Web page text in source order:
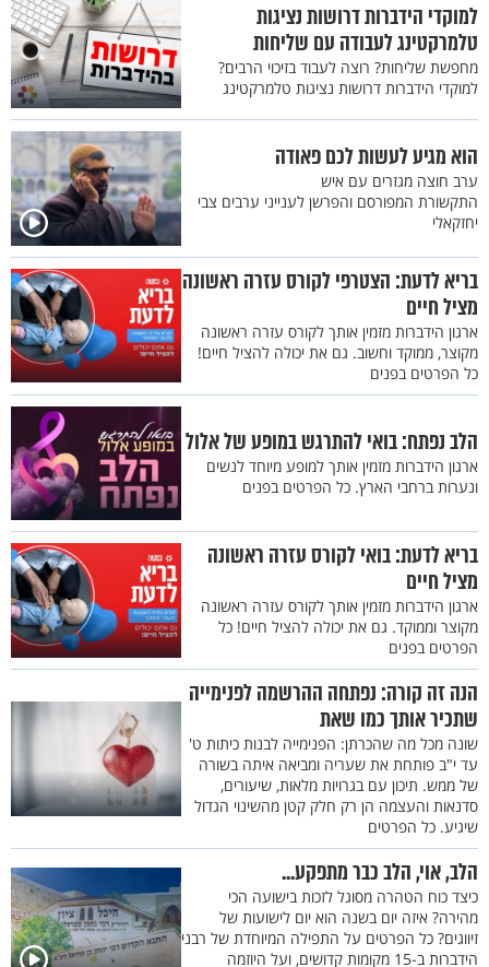
למוקדי הידברות דרושות נציגות
טלמרקטינג לעבודה עם שליחות
מחפשת שליחות? רוצה לעבוד בזיכוי הרבים?
למוקדי הידברות דרושות נציגות טלמרקטינג
הוא מגיע לעשות לכם פאודה
ערב חוצה מגזרים עם איש
התקשורת המפורסם והפרשן לענייני ערבים צבי
יחזקאלי
בריא לדעת: הצטרפי לקורס עזרה ראשונה
מציל חיים
ארגון הידברות מזמין אותך לקורס עזרה ראשונה
מקוצר, ממוקד וחשוב. גם את יכולה להציל חיים!
כל הפרטים בפנים
הלב נפתח: בואי להתרגש במופע של אלול
ארגון הידברות מזמין אותך למופע מיוחד לנשים
ונערות ברחבי הארץ. כל הפרטים בפנים
בריא לדעת: בואי לקורס עזרה ראשונה
מציל חיים
ארגון הידברות מזמין אותך לקורס עזרה ראשונה
מקוצר וממוקד. גם את יכולה להציל חיים! כל
הפרטים בפנים
הנה זה קורה: נפתחה ההרשמה לפנימייה
שתכיר אותך כמו שאת
שונה מכל מה שהכרתן: הפנימייה לבנות כיתות ט'
עד י"ב פותחת את שעריה ומביאה איתה בשורה
של ממש. תיכון עם בגרויות מלאות, שיעורים,
סדנאות והעצמה הן רק חלק קטן מהשינוי הגדול
שיגיע. כל הפרטים
הלב, אוי, הלב כבר מתפקע...
כיצד כוח הטהרה מסוגל לזכות בישועה הכי
מהירה? איזה יום בשנה הוא יום לישועות של
זיווגים? כל הפרטים על התפילה המיוחדת של רבני
הידברות ב-15 מקומות קדושים, ועל היוזמה